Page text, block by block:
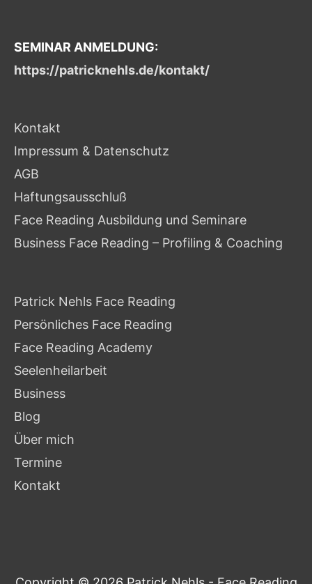
SEMINAR ANMELDUNG:
https://patricknehls.de/kontakt/
Kontakt
Impressum & Datenschutz
AGB
Haftungsausschluß
Face Reading Ausbildung und Seminare
Business Face Reading – Profiling & Coaching
Patrick Nehls Face Reading
Persönliches Face Reading
Face Reading Academy
Seelenheilarbeit
Business
Blog
Über mich
Termine
Kontakt